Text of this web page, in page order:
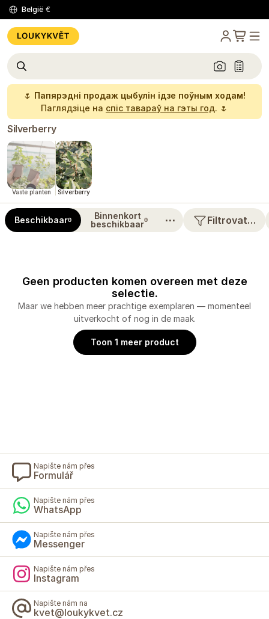
België €
🌷 Папярэдні продаж цыбулін ідзе поўным ходам!
Паглядзіце на спіс тавараў на гэты год. 🌷
Silverberry
Vaste planten Silverberry
Beschikbaar0
Binnenkort
beschikbaar0 ⋯ Filtrovat…
Geen producten komen overeen met deze
selectie.
Maar we hebben meer prachtige exemplaren — momenteel
uitverkocht of nog in de maak.
Toon 1 meer product
Napište nám přes
Formulář
Napište nám přes
WhatsApp
Napište nám přes
Messenger
Napište nám přes
Instagram
Napište nám na
kvet@loukykvet.cz